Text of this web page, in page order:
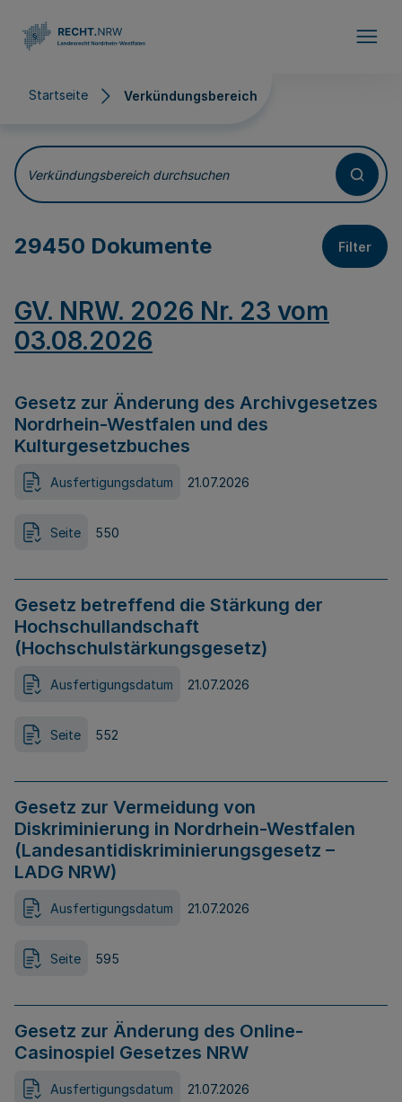
Startseite Verkündungsbereich
Verkündungsbereich
Verkündungsbereich durchsuchen
29450 Dokumente Filter
GV. NRW. 2026 Nr. 23 vom
03.08.2026
Gesetz zur Änderung des Archivgesetzes
Nordrhein-Westfalen und des
Kulturgesetzbuches
Ausfertigungsdatum 21.07.2026
Seite 550
Gesetz betreffend die Stärkung der
Hochschullandschaft
(Hochschulstärkungsgesetz)
Ausfertigungsdatum 21.07.2026
Seite 552
Gesetz zur Vermeidung von
Diskriminierung in Nordrhein-Westfalen
(Landesantidiskriminierungsgesetz –
LADG NRW)
Ausfertigungsdatum 21.07.2026
Seite 595
Gesetz zur Änderung des Online-
Casinospiel Gesetzes NRW
Ausfertigungsdatum 21.07.2026